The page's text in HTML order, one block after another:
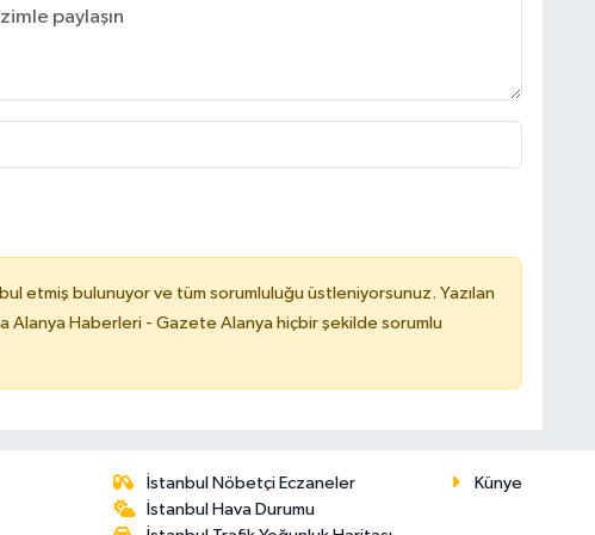
etmiş bulunuyor ve tüm sorumluluğu üstleniyorsunuz. Yazılan
Alanya Haberleri - Gazete Alanya hiçbir şekilde sorumlu
İstanbul Nöbetçi Eczaneler
İstanbul Hava Durumu
Künye